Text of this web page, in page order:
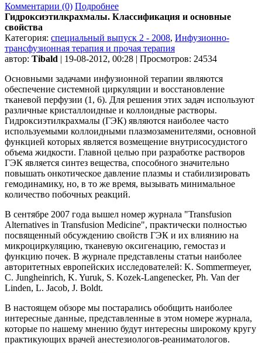
Комментарии (0) Подробнее
Гидроксиэтилкрахмалы. Классификация и основные
свойства
Категория: специальный выпуск 2 - 2008, Инфузионно-
трансфузионная терапия и прочая терапия
автор: Tibald | 19-08-2012, 00:28 | Просмотров: 24534
Основными задачами инфузионной терапии являются
обеспечение системной циркуляции и восстановление
тканевой перфузии (1, 6). Для решения этих задач используют
различные кристаллоидные и коллоидные растворы.
Гидроксиэтилкрахмалы (ГЭК) являются наиболее часто
используемыми коллоидными плазмозаменителями, основной
функцией которых является возмещение внутрисосудистого
объема жидкости. Главной целью при разработке растворов
ГЭК является синтез вещества, способного значительно
повышать онкотическое давление плазмы и стабилизировать
гемодинамику, но, в то же время, вызывать минимальное
количество побочных реакций.
В сентябре 2007 года вышел номер журнала "Transfusion
Alternatives in Transfusion Medicine", практически полностью
посвященный обсуждению свойств ГЭК и их влиянию на
микроциркуляцию, тканевую оксигенацию, гемостаз и
функцию почек. В журнале представлены статьи наиболее
авторитетных европейских исследователей: K. Sommermeyer,
C. Jungheinrich, K. Yuruk, S. Kozek-Langenecker, Ph. Van der
Linden, L. Jacob, J. Boldt.
В настоящем обзоре мы постарались обобщить наиболее
интересные данные, представленные в этом номере журнала,
которые по нашему мнению будут интересны широкому кругу
практикующих врачей анестезиологов-реаниматологов.